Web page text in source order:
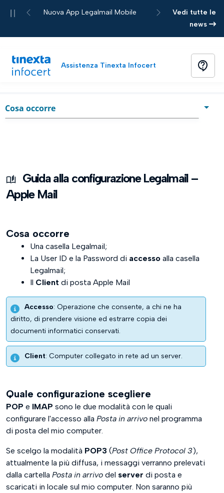
Pause Nuova App Legalmail Mobile
Previous Next
Vedi tutte le
news
Assistenza Tinexta Infocert contact_support
Cosa occorre
Configurazione IMAP
Configurazione POP3
Guida alla configurazione Legalmail –
Apple Mail
Cosa occorre
Una casella Legalmail;
La User ID e la Password di accesso alla casella
Legalmail;
Il Client di posta Apple Mail
Accesso: Operazione che consente, a chi ne ha
diritto, di prendere visione ed estrarre copia dei
documenti informatici conservati.
Client: Computer collegato in rete ad un server.
Quale configurazione scegliere
POP e IMAP sono le due modalità con le quali
configurare l'accesso alla Posta in arrivo nel programma
di posta del mio computer.
Se scelgo la modalità POP3 (Post Office Protocol 3),
attualmente la più diffusa, i messaggi verranno prelevati
dalla cartella Posta in arrivo del server di posta e
scaricati in locale sul mio computer. Non saranno più